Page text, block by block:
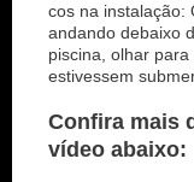
cos na instalação:
andando debaixo
piscina, olhar
estivessem
Confira mais
vídeo abaixo: